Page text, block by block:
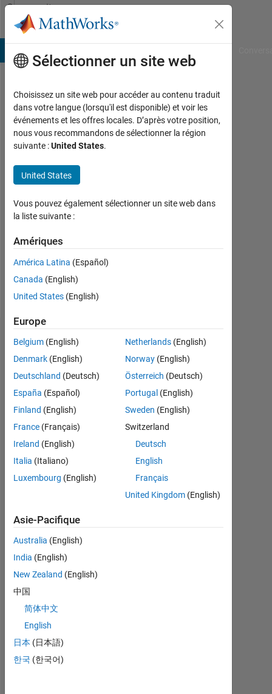
Passer au contenu
Community
Profile
Shabnam
Actif
depuis
2018
Followers:
Following:
Follow
Message
Tableau de bord
Statistiques
MATLAB Answers
CONTRIBUTIONS
0
2
RANG
243
025
Sélectionner un site web
Choisissez un site web pour accéder au contenu traduit
dans votre langue (lorsqu'il est disponible) et voir les
événements et les offres locales. D’après votre position,
nous vous recommandons de sélectionner la région
suivante :United States.
United States
Vous pouvez également sélectionner un site web dans
la liste suivante :
Amériques
América Latina (Español)
Canada (English)
United States (English)
Europe
Belgium (English)
Denmark (English)
Deutschland (Deutsch)
España (Español)
Finland (English)
France (Français)
Ireland (English)
Italia (Italiano)
Luxembourg (English)
Netherlands(English)
Norway(English)
Österreich (Deutsch)
Portugal (English)
Sweden (English)
Switzerland
Deutsch
English
Français
United Kingdom(English)
Asie-Pacifique
Australia (English)
India (English)
New Zealand (English)
中国
简体中文
English
日本 (日本語)
한국 (한국어)